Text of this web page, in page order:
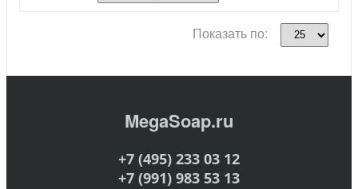
Показать по:
MegaSoap.ru
+7 (495) 233 03 12
+7 (991) 983 53 13